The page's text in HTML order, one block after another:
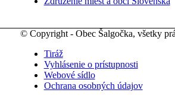
© Copyright - Obec Šalgočka, všetky
Tiráž
Vyhlásenie o prístupnosti
Webové sídlo
Ochrana osobných údajov